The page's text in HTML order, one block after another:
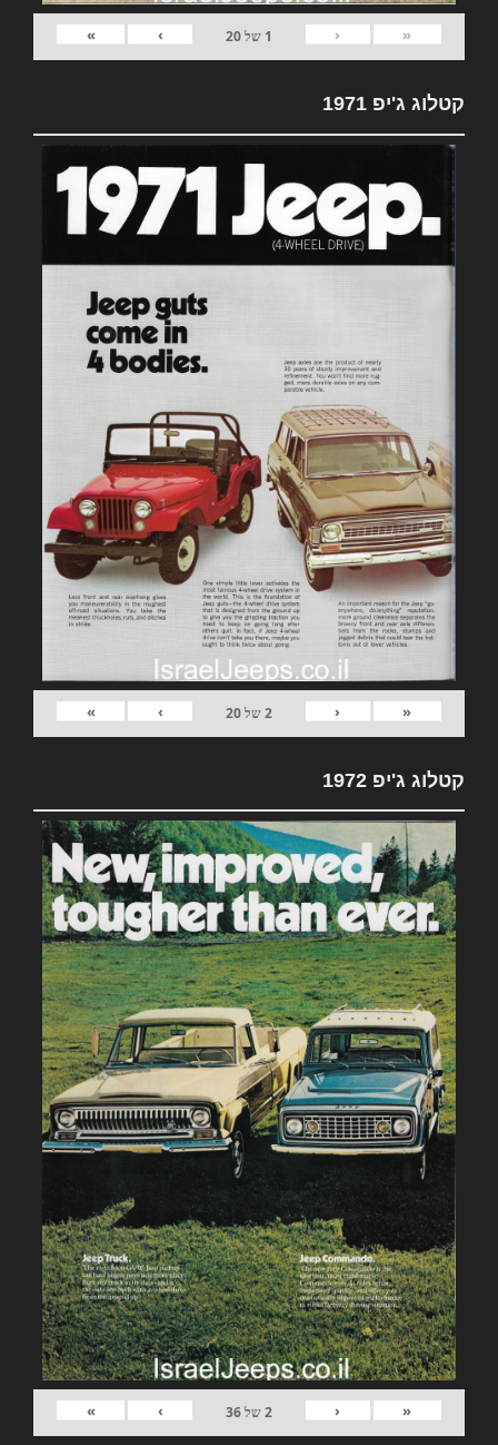
«
‹
1 של20
›
»
קטלוג ג'יפ 1971
«
‹
2של20
›
»
קטלוג ג'יפ 1972
«
‹
2של36
›
»